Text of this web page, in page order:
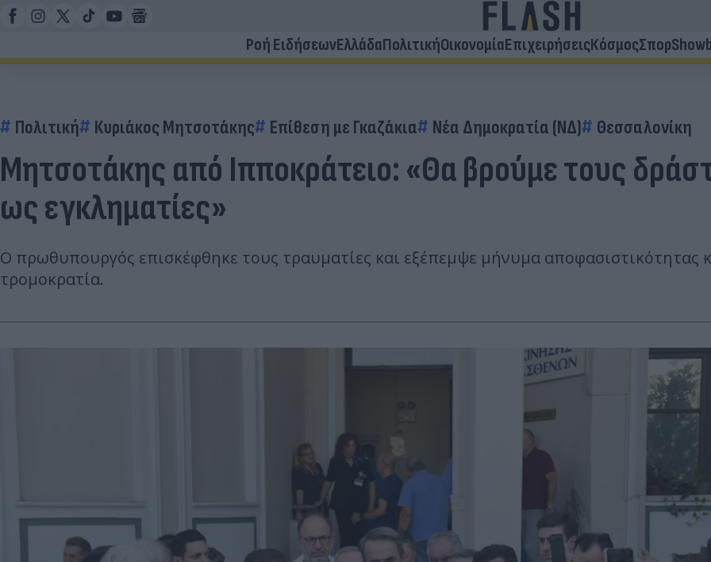
Ροή ΕιδήσεωνΕλλάδαΠολιτικήΟικονομίαΕπιχειρήσειςΚόσμοςΣπορ
Πολιτική Κυριάκος Μητσοτάκης Επίθεση με Γκαζάκια Νέα Δημοκρατία (ΝΔ) Θεσσαλονίκη
Μητσοτάκης από Ιπποκράτειο: «Θα βρούμε τους
ως εγκληματίες»
Ο πρωθυπουργός επισκέφθηκε τους τραυματίες και εξέπεμψε μήνυμα αποφασιστικότητας
τρομοκρατία.